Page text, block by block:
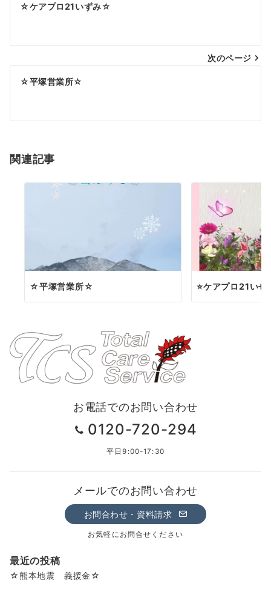
ビ
ゲ
シ
ン
☆ケアプロ21いずみ☆
次のページ
☆平塚営業所☆
関連記事
☆平塚営業所☆ ⭐️ケアプロ21いせ
お電話でのお問い合わせ
0120-720-294
平日9:00-17:30
メールでのお問い合わせ
お問合わせ・資料請求
お気軽にお問合せください
最近の投稿
☆熊本地震 義援金☆